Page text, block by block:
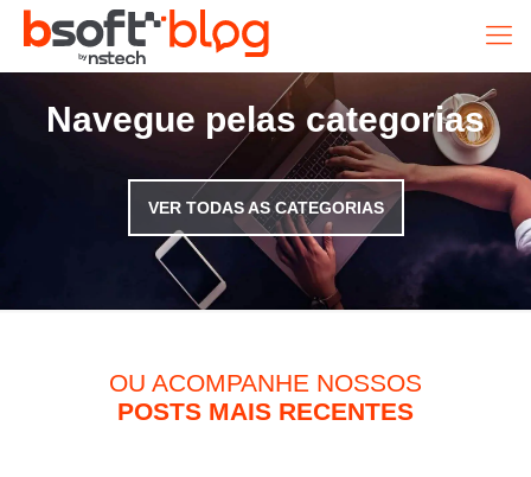
Navegue pelas categorias
VER TODAS AS CATEGORIAS
OU ACOMPANHE NOSSOS
POSTS MAIS RECENTES